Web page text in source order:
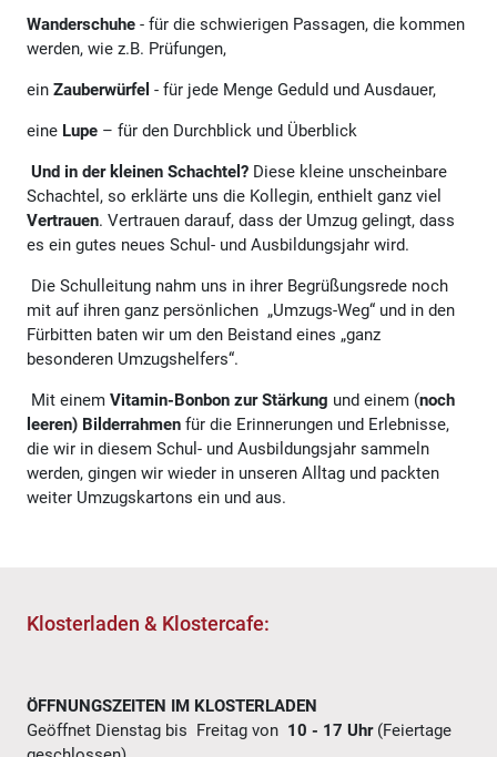
Wanderschuhe - für die schwierigen Passagen, die kommen
werden, wie z.B. Prüfungen,
ein Zauberwürfel - für jede Menge Geduld und Ausdauer,
eine Lupe – für den Durchblick und Überblick
Und in der kleinen Schachtel? Diese kleine unscheinbare
Schachtel, so erklärte uns die Kollegin, enthielt ganz viel
Vertrauen. Vertrauen darauf, dass der Umzug gelingt, dass
es ein gutes neues Schul- und Ausbildungsjahr wird.
Die Schulleitung nahm uns in ihrer Begrüßungsrede noch
mit auf ihren ganz persönlichen „Umzugs-Weg“ und in den
Fürbitten baten wir um den Beistand eines „ganz
besonderen Umzugshelfers“.
Mit einem Vitamin-Bonbon zur Stärkung und einem (noch
leeren) Bilderrahmen für die Erinnerungen und Erlebnisse,
die wir in diesem Schul- und Ausbildungsjahr sammeln
werden, gingen wir wieder in unseren Alltag und packten
weiter Umzugskartons ein und aus.
Klosterladen & Klostercafe:
ÖFFNUNGSZEITEN IM KLOSTERLADEN
Geöffnet Dienstag bis Freitag von 10 - 17 Uhr (Feiertage